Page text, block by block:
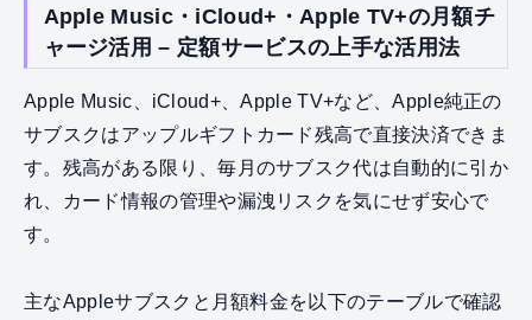
Apple Music・iCloud+・Apple TV+の月額チ
ャージ活用 – 定額サービスの上手な活用法
Apple Music、iCloud+、Apple TV+など、Apple純正の
サブスクはアップルギフトカード残高で直接決済できま
す。残高がある限り、毎月のサブスク代は自動的に引か
れ、カード情報の管理や漏洩リスクを気にせず安心で
す。
主なAppleサブスクと月額料金を以下のテーブルで確認